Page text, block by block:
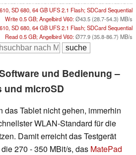
SD 680, 64 GB UFS 2.1 Flash; SDCard Sequential
Write 0.5 GB; Angelbird V60:Ø43.5 (28.7-54.3) MB/s
SD 680, 64 GB UFS 2.1 Flash; SDCard Sequential
Read 0.5 GB; Angelbird V60:Ø77.9 (35.8-86.7) MB/s
und Bedienung –
und microSD
das Tablet nicht gehen, immerhin
WLAN-Standard für die
Damit erreicht das Testgerät
270 - 350 MBit/s, das MatePad